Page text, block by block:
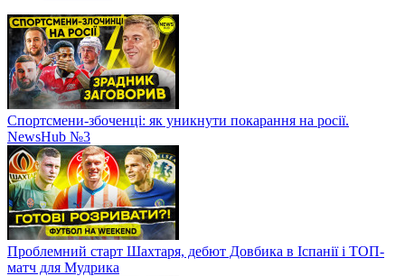
Спортсмени-збоченці: як уникнути покарання на росії.
NewsHub №3
Проблемний старт Шахтаря, дебют Довбика в Іспанії і ТОП-
матч для Мудрика